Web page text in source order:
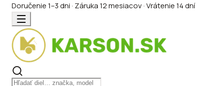
Doručenie 1–3 dni · Záruka 12 mesiacov · Vrátenie 14 dní